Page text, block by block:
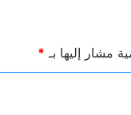
مشار إليها بـ *